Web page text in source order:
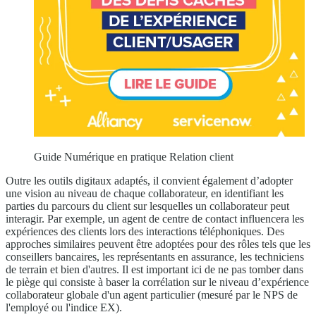
Guide Numérique en pratique Relation client
Outre les outils digitaux adaptés, il convient également d’adopter
une vision au niveau de chaque collaborateur, en identifiant les
parties du parcours du client sur lesquelles un collaborateur peut
interagir. Par exemple, un agent de centre de contact influencera les
expériences des clients lors des interactions téléphoniques. Des
approches similaires peuvent être adoptées pour des rôles tels que les
conseillers bancaires, les représentants en assurance, les techniciens
de terrain et bien d'autres. Il est important ici de ne pas tomber dans
le piège qui consiste à baser la corrélation sur le niveau d’expérience
collaborateur globale d'un agent particulier (mesuré par le NPS de
l'employé ou l'indice EX).